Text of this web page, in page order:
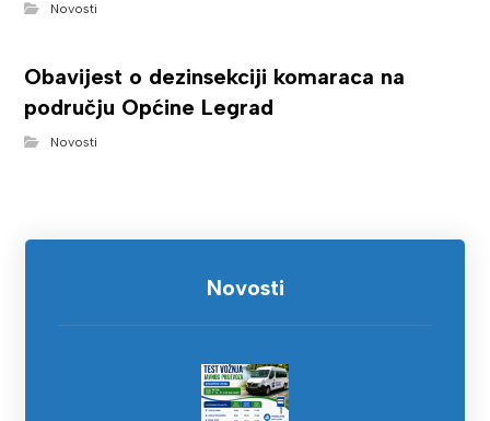
Novosti
Obavijest o dezinsekciji komaraca na
području Općine Legrad
Novosti
Novosti